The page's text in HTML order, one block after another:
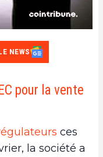
NEWS
pour la vente
ces
la société a